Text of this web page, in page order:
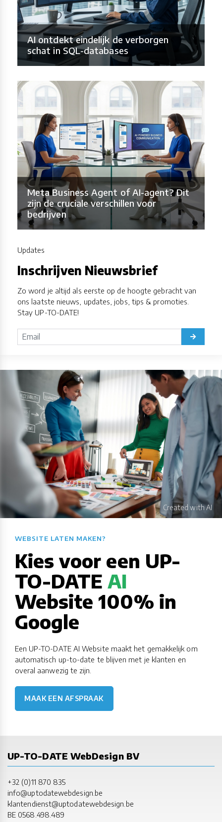
AI ontdekt eindelijk de verborgen
schat in SQL-databases
Meta Business Agent of AI-agent? Dit
zijn de cruciale verschillen voor
bedrijven
Updates
Inschrijven Nieuwsbrief
Zo word je altijd als eerste op de hoogte gebracht van
ons laatste nieuws, updates, jobs, tips & promoties.
Stay UP-TO-DATE!
WEBSITE LATEN MAKEN?​​​​​​​​​​​​​​
Kies voor een UP-
TO-DATE AI
Website 100% in
Google
Een UP-TO-DATE AI Website maakt het gemakkelijk om
automatisch up-to-date te blijven met je klanten en
overal aanwezig te zijn.
MAAK EEN AFSPRAAK
UP-TO-DATE WebDesign BV
+32 (0)11 870 835
info@uptodatewebdesign.be
klantendienst@uptodatewebdesign.be
BE 0568.498.489